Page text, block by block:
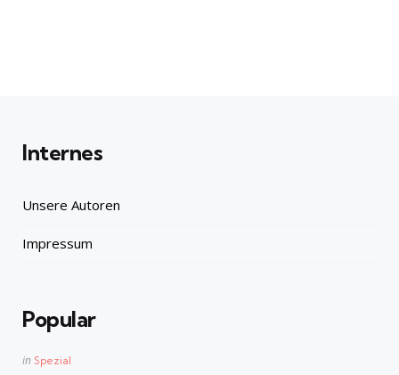
Internes
Unsere Autoren
Impressum
Popular
Posted
in Spezial